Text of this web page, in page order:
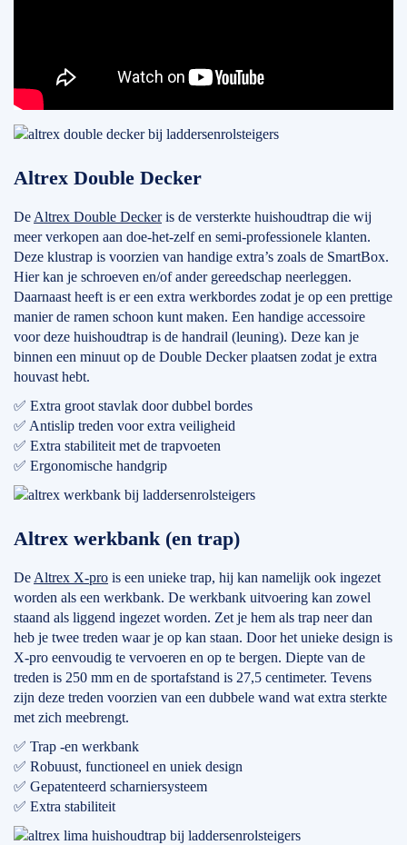
Altrex Double Decker
De Altrex Double Deckeris de versterkte huishoudtrap die wij
meer verkopen aan doe-het-zelf en semi-professionele klanten.
Deze klustrap is voorzien van handige extra’s zoals de SmartBox.
Hier kan je schroeven en/of ander gereedschap neerleggen.
Daarnaast heeft is er een extra werkbordes zodat je op een prettige
manier de ramen schoon kunt maken. Een handige accessoire
voor deze huishoudtrap is de handrail (leuning). Deze kan je
binnen een minuut op de Double Decker plaatsen zodat je extra
houvast hebt.
✅ Extra groot stavlak door dubbel bordes
✅ Antislip treden voor extra veiligheid
✅ Extra stabiliteit met de trapvoeten
✅ Ergonomische handgrip
Altrex werkbank (en trap)
De Altrex X-pro is een unieke trap, hij kan namelijk ook ingezet
worden als een werkbank. De werkbank uitvoering kan zowel
staand als liggend ingezet worden. Zet je hem als trap neer dan
heb je twee treden waar je op kan staan. Door het unieke design is
X-pro eenvoudig te vervoeren en op te bergen. Diepte van de
treden is 250 mm en de sportafstand is 27,5 centimeter. Tevens
zijn deze treden voorzien van een dubbele wand wat extra sterkte
met zich meebrengt.
✅ Trap -en werkbank
✅ Robuust, functioneel en uniek design
✅ Gepatenteerd scharniersysteem
✅ Extra stabiliteit